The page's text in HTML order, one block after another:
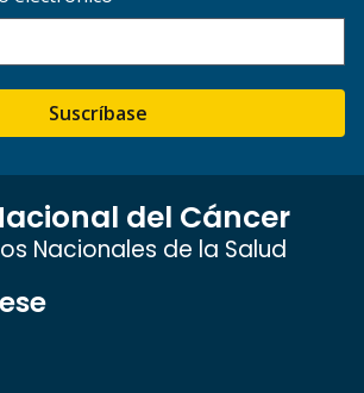
Suscríbase
del Cáncer
Nacionales de la Salud